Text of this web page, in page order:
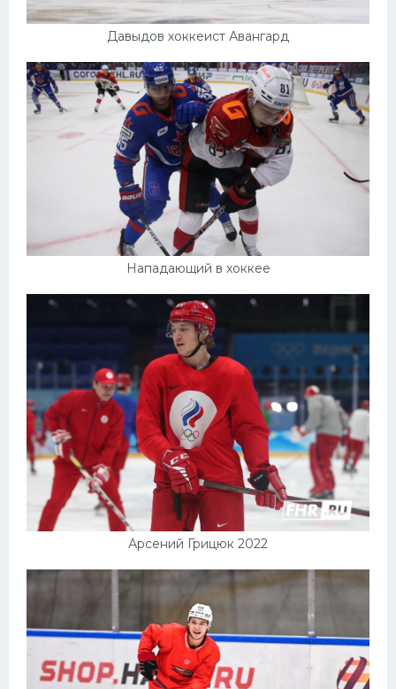
Давыдов хоккеист Авангард
Нападающий в хоккее
Арсений Грицюк 2022